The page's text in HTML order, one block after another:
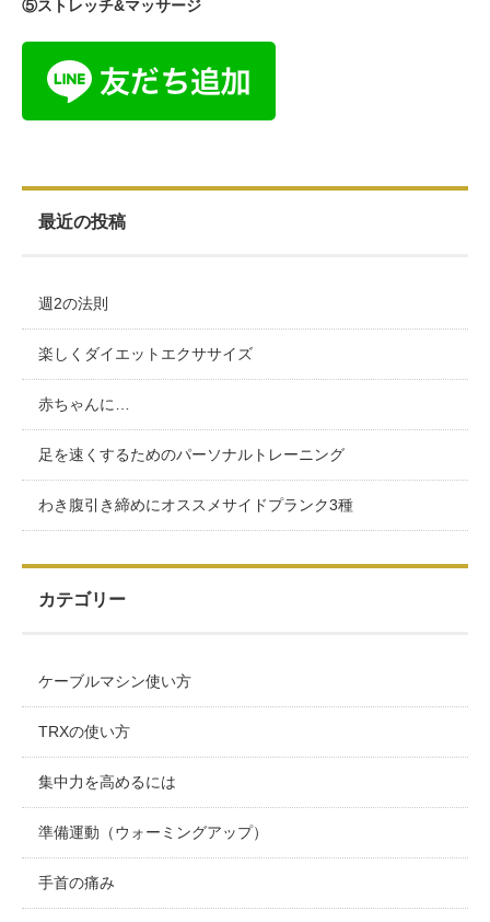
⑤ストレッチ&マッサージ
最近の投稿
週2の法則
楽しくダイエットエクササイズ
赤ちゃんに…
足を速くするためのパーソナルトレーニング
わき腹引き締めにオススメサイドプランク3種
カテゴリー
ケーブルマシン使い方
TRXの使い方
集中力を高めるには
準備運動（ウォーミングアップ）
手首の痛み